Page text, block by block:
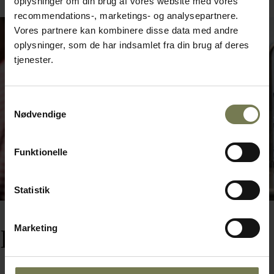
recommendations-, marketings- og analysepartnere.
Vores partnere kan kombinere disse data med andre
oplysninger, som de har indsamlet fra din brug af deres
tjenester.
Nødvendige
Funktionelle
Statistik
Marketing
Ingen vil være tjenere